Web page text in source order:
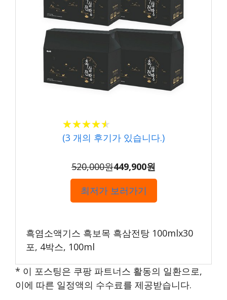
★★★★★
★★★★★
(3 개의 후기가 있습니다.)
520,000원449,900원
최저가 보러가기
흑염소액기스 흑보목 흑삼전탕 100mlx30
포, 4박스, 100ml
* 이 포스팅은 쿠팡 파트너스 활동의 일환으로,
이에 따른 일정액의 수수료를 제공받습니다.